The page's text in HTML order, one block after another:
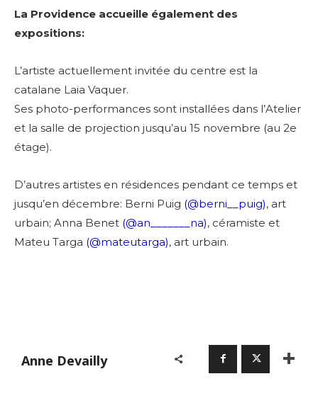
Adresse email*
La Providence accueille également des
expositions:
L’artiste actuellement invitée du centre est la
catalane Laia Vaquer.
Ses photo-performances sont installées dans l’Atelier
et la salle de projection jusqu’au 15 novembre (au 2e
étage).
D’autres artistes en résidences pendant ce temps et
jusqu’en décembre: Berni Puig (@berni__puig), art
urbain; Anna Benet (@an_______na), céramiste et
Mateu Targa (@mateutarga), art urbain.
Anne Devailly